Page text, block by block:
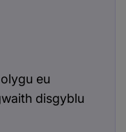
eu
disgyblu